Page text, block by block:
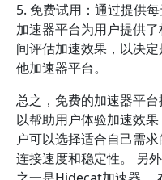
5. 免费试用：通过提供
加速器平台为用户提供
间评估加速效果，以决
他加速器平台。
总之，免费的加速器平
以帮助用户体验加速效
户可以选择适合自己需
连接速度和稳定性。 另